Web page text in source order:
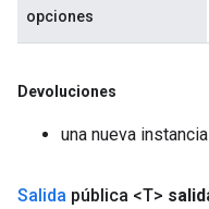
opciones
Devoluciones
una nueva
Salida pública <T>